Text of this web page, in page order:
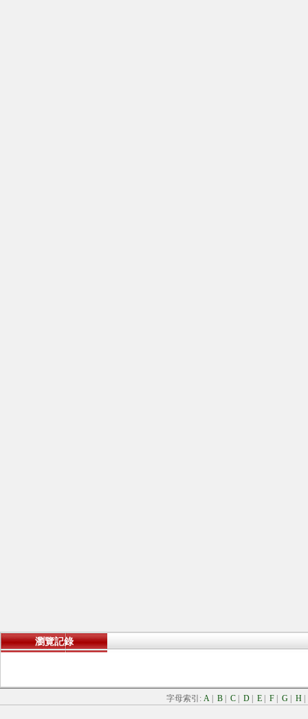
瀏覽記錄
字母索引: A B C D E F G H